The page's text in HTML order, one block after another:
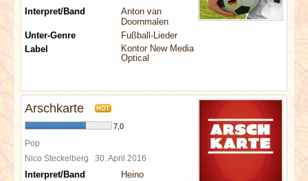
Interpret/Band
Anton van
Doornmalen
Unter-Genre
Fußball-Lieder
Label
Kontor New Media
Optical
Arschkarte HOT
7,0
Pop
Nico Steckelberg 30. April 2016
Interpret/Band Heino